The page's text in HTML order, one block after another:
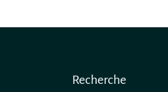
Recherche